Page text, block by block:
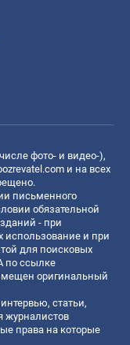
фото- и видео-),
и на всех
письменного
обязательной
- при
использование и при
для поисковых
по ссылке
оригинальный
статьи,
журналистов
права на которые